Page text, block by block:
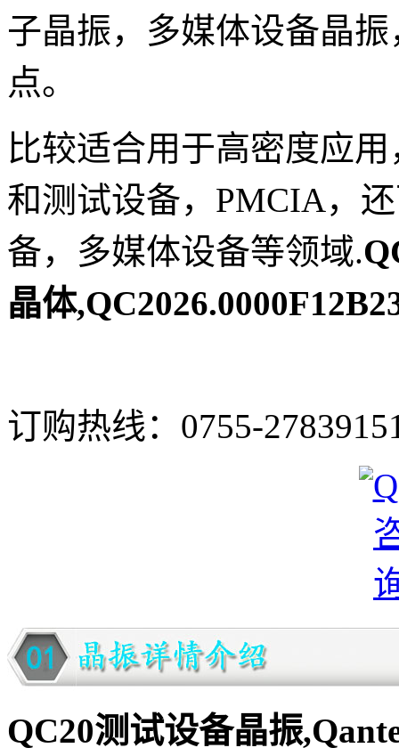
子晶振，多媒体设备晶
点。
比较适合用于高密度应
和测试设备，PMCIA，
备，多媒体设备等领域.
晶体
订购热线： 0755-
QC20测试设备晶振